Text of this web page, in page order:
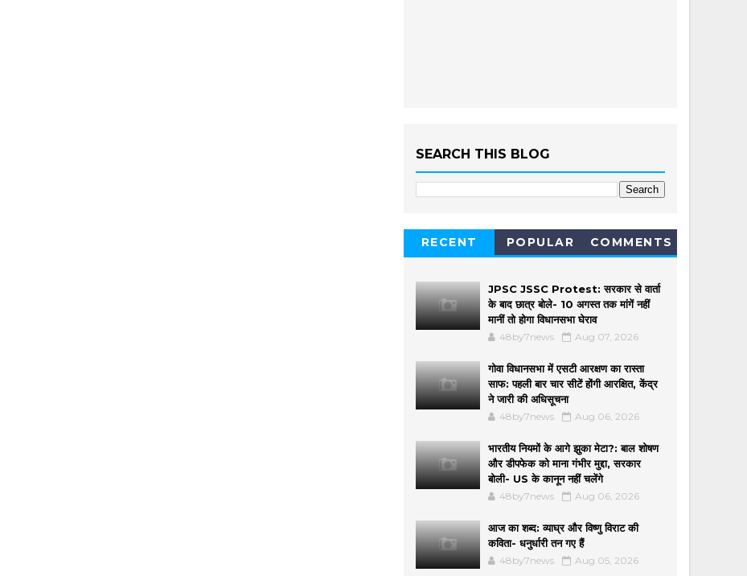
SEARCH THIS BLOG
RECENT POPULAR COMMENTS
JPSC JSSC Protest: सरकार से वार्ता
के बाद छात्र बोले- 10 अगस्त तक मांगें नहीं
मानीं तो होगा विधानसभा घेराव
48by7news Aug 07, 2026
गोवा विधानसभा में एसटी आरक्षण का रास्ता
साफ: पहली बार चार सीटें होंगी आरक्षित, केंद्र
ने जारी की अधिसूचना
48by7news Aug 06, 2026
भारतीय नियमों के आगे झुका मेटा?: बाल शोषण
और डीपफेक को माना गंभीर मुद्दा, सरकार
बोली- US के कानून नहीं चलेंगे
48by7news Aug 06, 2026
आज का शब्द: व्याघ्र और विष्णु विराट की
कविता- धनुर्धारी तन गए हैं
48by7news Aug 05, 2026